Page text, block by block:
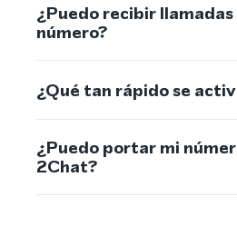
¿Puedo recibir llamadas
número?
¿Qué tan rápido se
¿Puedo portar mi
2Chat?